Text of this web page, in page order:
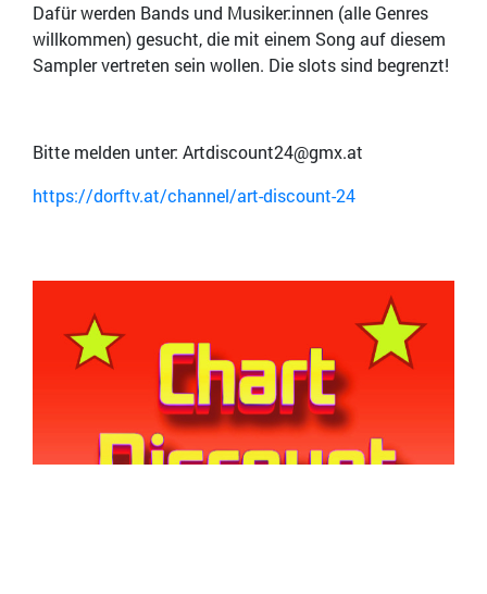
Dafür werden Bands und Musiker:innen (alle Genres
willkommen) gesucht, die mit einem Song auf diesem
Sampler vertreten sein wollen. Die slots sind begrenzt!
Bitte melden unter: Artdiscount24@gmx.at
https://dorftv.at/channel/art-discount-24
Bild